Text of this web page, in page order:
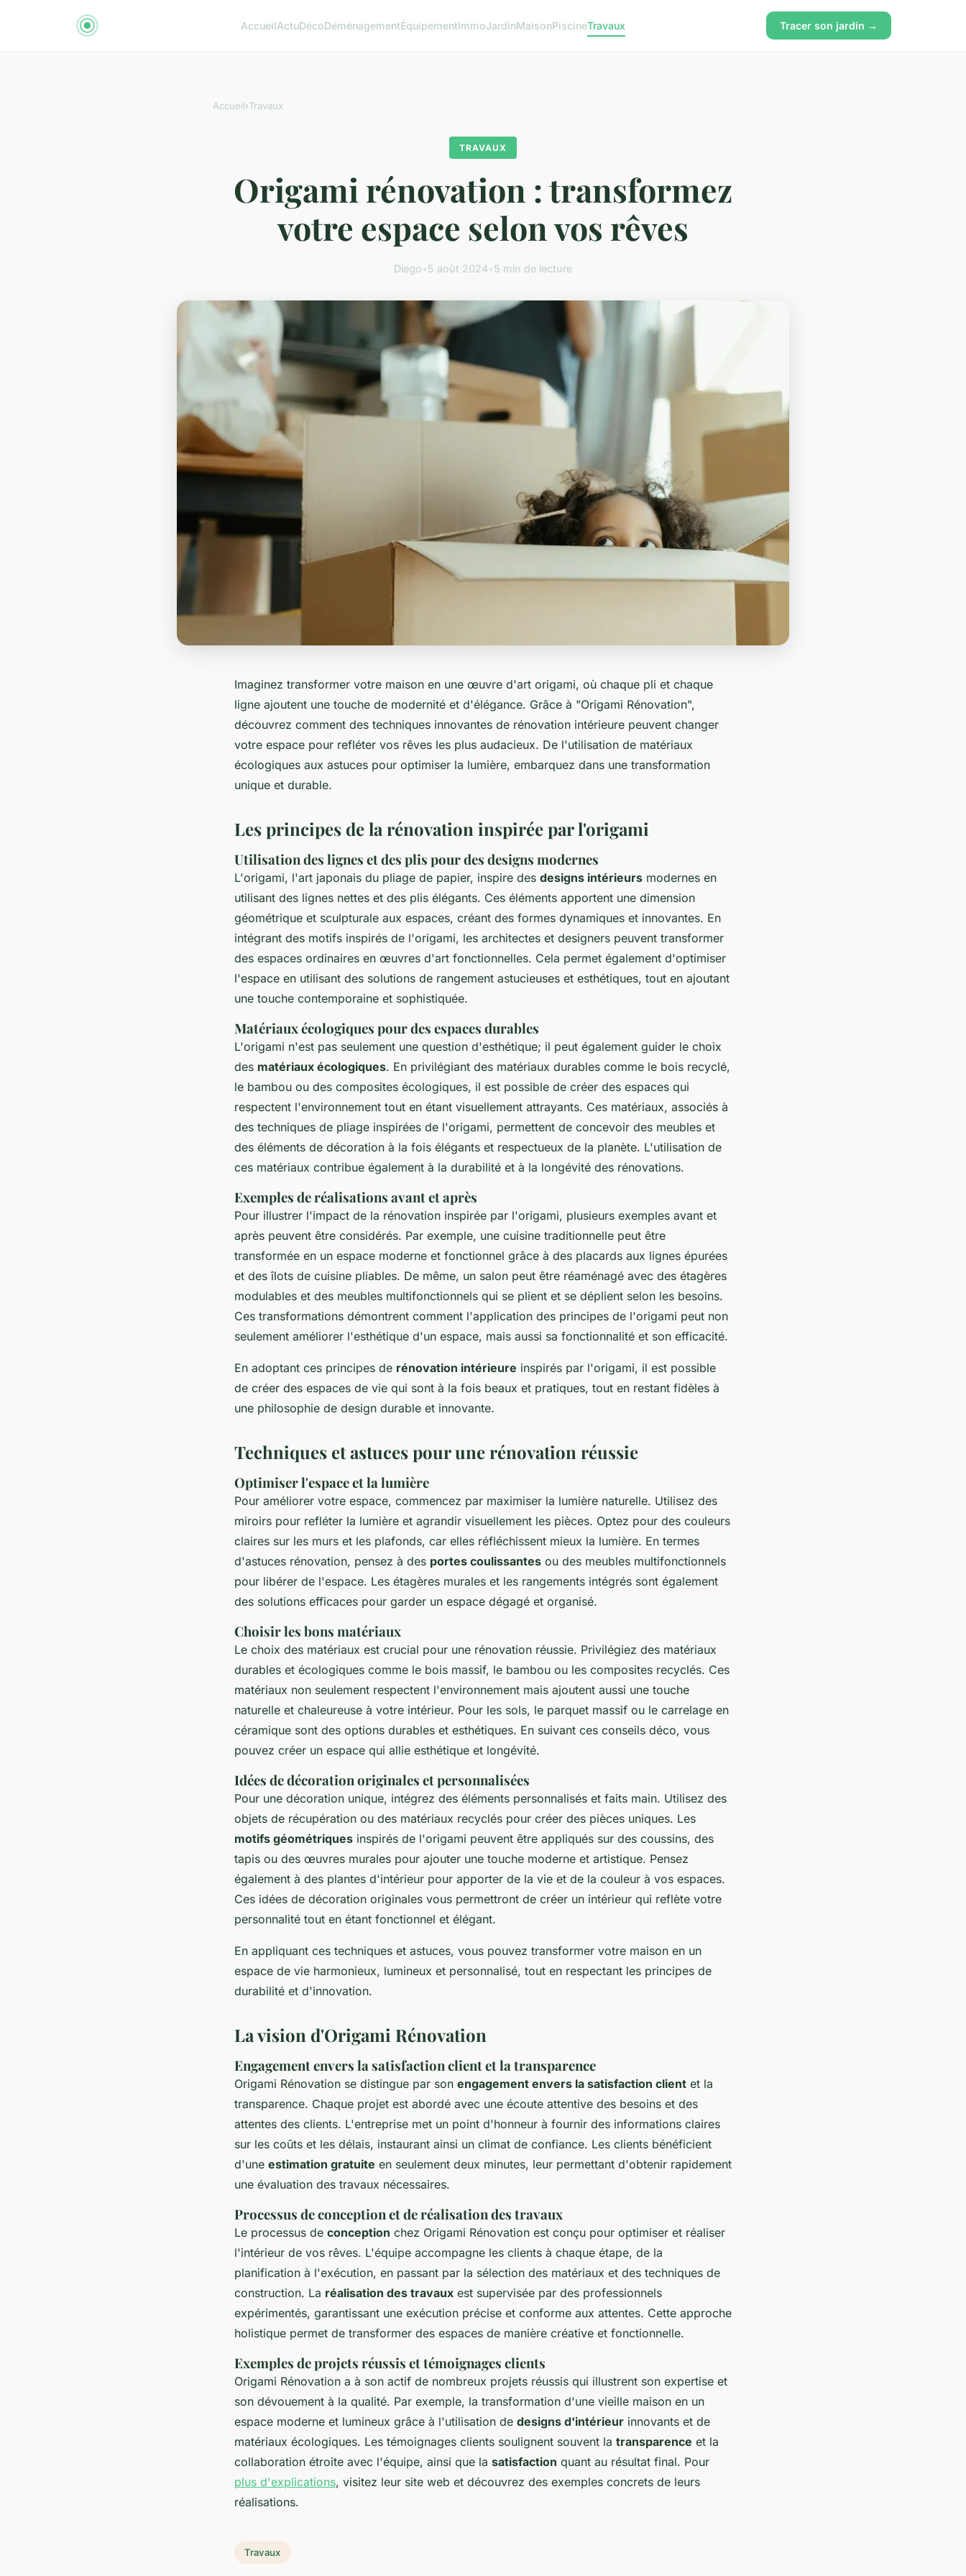
AccueilActuDécoDéménagementÉquipementImmoJardinMaisonPiscineTravaux Tracer son jardin →
Accueil›Travaux
TRAVAUX
Origami rénovation : transformez
votre espace selon vos rêves
Diego•5 août 2024•5 min de lecture
Imaginez transformer votre maison en une œuvre d'art origami, où chaque pli et chaque
ligne ajoutent une touche de modernité et d'élégance. Grâce à "Origami Rénovation",
découvrez comment des techniques innovantes de rénovation intérieure peuvent changer
votre espace pour refléter vos rêves les plus audacieux. De l'utilisation de matériaux
écologiques aux astuces pour optimiser la lumière, embarquez dans une transformation
unique et durable.
Les principes de la rénovation inspirée par l'origami
Utilisation des lignes et des plis pour des designs modernes
L'origami, l'art japonais du pliage de papier, inspire des designs intérieurs modernes en
utilisant des lignes nettes et des plis élégants. Ces éléments apportent une dimension
géométrique et sculpturale aux espaces, créant des formes dynamiques et innovantes. En
intégrant des motifs inspirés de l'origami, les architectes et designers peuvent transformer
des espaces ordinaires en œuvres d'art fonctionnelles. Cela permet également d'optimiser
l'espace en utilisant des solutions de rangement astucieuses et esthétiques, tout en ajoutant
une touche contemporaine et sophistiquée.
Matériaux écologiques pour des espaces durables
L'origami n'est pas seulement une question d'esthétique; il peut également guider le choix
des matériaux écologiques. En privilégiant des matériaux durables comme le bois recyclé,
le bambou ou des composites écologiques, il est possible de créer des espaces qui
respectent l'environnement tout en étant visuellement attrayants. Ces matériaux, associés à
des techniques de pliage inspirées de l'origami, permettent de concevoir des meubles et
des éléments de décoration à la fois élégants et respectueux de la planète. L'utilisation de
ces matériaux contribue également à la durabilité et à la longévité des rénovations.
Exemples de réalisations avant et après
Pour illustrer l'impact de la rénovation inspirée par l'origami, plusieurs exemples avant et
après peuvent être considérés. Par exemple, une cuisine traditionnelle peut être
transformée en un espace moderne et fonctionnel grâce à des placards aux lignes épurées
et des îlots de cuisine pliables. De même, un salon peut être réaménagé avec des étagères
modulables et des meubles multifonctionnels qui se plient et se déplient selon les besoins.
Ces transformations démontrent comment l'application des principes de l'origami peut non
seulement améliorer l'esthétique d'un espace, mais aussi sa fonctionnalité et son efficacité.
En adoptant ces principes de rénovation intérieure inspirés par l'origami, il est possible
de créer des espaces de vie qui sont à la fois beaux et pratiques, tout en restant fidèles à
une philosophie de design durable et innovante.
Techniques et astuces pour une rénovation réussie
Optimiser l'espace et la lumière
Pour améliorer votre espace, commencez par maximiser la lumière naturelle. Utilisez des
miroirs pour refléter la lumière et agrandir visuellement les pièces. Optez pour des couleurs
claires sur les murs et les plafonds, car elles réfléchissent mieux la lumière. En termes
d'astuces rénovation, pensez à des portes coulissantes ou des meubles multifonctionnels
pour libérer de l'espace. Les étagères murales et les rangements intégrés sont également
des solutions efficaces pour garder un espace dégagé et organisé.
Choisir les bons matériaux
Le choix des matériaux est crucial pour une rénovation réussie. Privilégiez des matériaux
durables et écologiques comme le bois massif, le bambou ou les composites recyclés. Ces
matériaux non seulement respectent l'environnement mais ajoutent aussi une touche
naturelle et chaleureuse à votre intérieur. Pour les sols, le parquet massif ou le carrelage en
céramique sont des options durables et esthétiques. En suivant ces conseils déco, vous
pouvez créer un espace qui allie esthétique et longévité.
Idées de décoration originales et personnalisées
Pour une décoration unique, intégrez des éléments personnalisés et faits main. Utilisez des
objets de récupération ou des matériaux recyclés pour créer des pièces uniques. Les
motifs géométriques inspirés de l'origami peuvent être appliqués sur des coussins, des
tapis ou des œuvres murales pour ajouter une touche moderne et artistique. Pensez
également à des plantes d'intérieur pour apporter de la vie et de la couleur à vos espaces.
Ces idées de décoration originales vous permettront de créer un intérieur qui reflète votre
personnalité tout en étant fonctionnel et élégant.
En appliquant ces techniques et astuces, vous pouvez transformer votre maison en un
espace de vie harmonieux, lumineux et personnalisé, tout en respectant les principes de
durabilité et d'innovation.
La vision d'Origami Rénovation
Engagement envers la satisfaction client et la transparence
Origami Rénovation se distingue par son engagement envers la satisfaction client et la
transparence. Chaque projet est abordé avec une écoute attentive des besoins et des
attentes des clients. L'entreprise met un point d'honneur à fournir des informations claires
sur les coûts et les délais, instaurant ainsi un climat de confiance. Les clients bénéficient
d'une estimation gratuite en seulement deux minutes, leur permettant d'obtenir rapidement
une évaluation des travaux nécessaires.
Processus de conception et de réalisation des travaux
Le processus de conception chez Origami Rénovation est conçu pour optimiser et réaliser
l'intérieur de vos rêves. L'équipe accompagne les clients à chaque étape, de la
planification à l'exécution, en passant par la sélection des matériaux et des techniques de
construction. La réalisation des travaux est supervisée par des professionnels
expérimentés, garantissant une exécution précise et conforme aux attentes. Cette approche
holistique permet de transformer des espaces de manière créative et fonctionnelle.
Exemples de projets réussis et témoignages clients
Origami Rénovation a à son actif de nombreux projets réussis qui illustrent son expertise et
son dévouement à la qualité. Par exemple, la transformation d'une vieille maison en un
espace moderne et lumineux grâce à l'utilisation de designs d'intérieur innovants et de
matériaux écologiques. Les témoignages clients soulignent souvent la transparence et la
collaboration étroite avec l'équipe, ainsi que la satisfaction quant au résultat final. Pour
plus d'explications, visitez leur site web et découvrez des exemples concrets de leurs
réalisations.
Travaux